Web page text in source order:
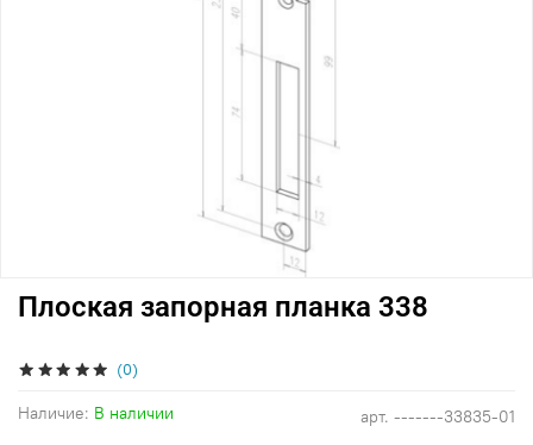
(0)
арт. -------33835-01
Наличие: В наличии
Плоская запорная планка 338